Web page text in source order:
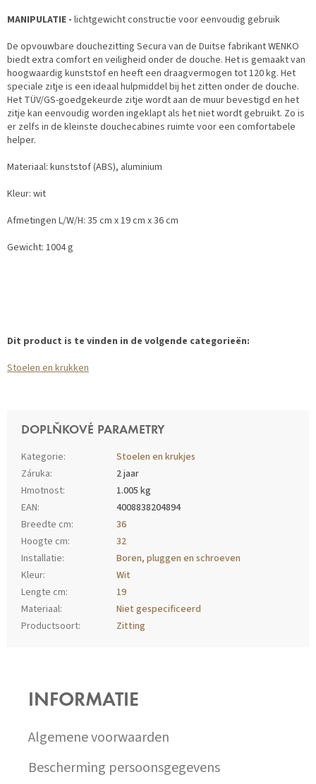
MANIPULATIE - lichtgewicht constructie voor eenvoudig gebruik
De opvouwbare douchezitting Secura van de Duitse fabrikant WENKO
biedt extra comfort en veiligheid onder de douche. Het is gemaakt van
hoogwaardig kunststof en heeft een draagvermogen tot 120 kg. Het
speciale zitje is een ideaal hulpmiddel bij het zitten onder de douche.
Het TÜV/GS-goedgekeurde zitje wordt aan de muur bevestigd en het
zitje kan eenvoudig worden ingeklapt als het niet wordt gebruikt. Zo is
er zelfs in de kleinste douchecabines ruimte voor een comfortabele
helper.
Materiaal: kunststof (ABS), aluminium
Kleur: wit
Afmetingen L/W/H: 35 cm x 19 cm x 36 cm
Gewicht: 1004 g
Dit product is te vinden in de volgende categorieën:
Stoelen en krukken
DOPLŇKOVÉ PARAMETRY
Kategorie:
Stoelen en krukjes
Záruka:
2 jaar
Hmotnost:
1.005 kg
EAN:
4008838204894
Breedte cm:
36
Hoogte cm:
32
Installatie:
Boren, pluggen en schroeven
Kleur:
Wit
Lengte cm:
19
Materiaal:
Niet gespecificeerd
Productsoort:
Zitting
INFORMATIE
Algemene voorwaarden
Bescherming persoonsgegevens